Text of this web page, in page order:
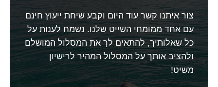
צור איתנו קשר עוד היום וקבע שיחת ייעוץ חינם
עם אחד ממומחי השייט שלנו. נשמח לענות על
כל שאלותיך, להתאים לך את המסלול המושלם
ולהציב אותך על המסלול המהיר לרישיון
משיט!